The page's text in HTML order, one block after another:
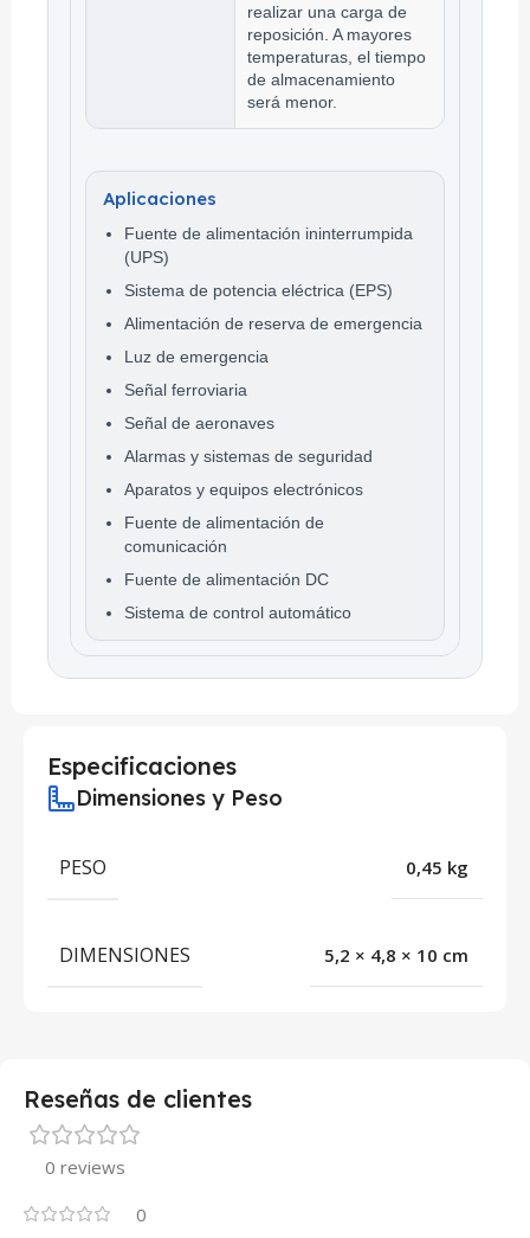
realizar una carga de
reposición. A mayores
temperaturas, el tiempo
de almacenamiento
será menor.
Aplicaciones
Fuente de alimentación ininterrumpida
(UPS)
Sistema de potencia eléctrica (EPS)
Alimentación de reserva de emergencia
Luz de emergencia
Señal ferroviaria
Señal de aeronaves
Alarmas y sistemas de seguridad
Aparatos y equipos electrónicos
Fuente de alimentación de
comunicación
Fuente de alimentación DC
Sistema de control automático
Especificaciones
Dimensiones y Peso
PESO 0,45 kg
DIMENSIONES 5,2 × 4,8 × 10 cm
Reseñas de clientes
0 reviews
0